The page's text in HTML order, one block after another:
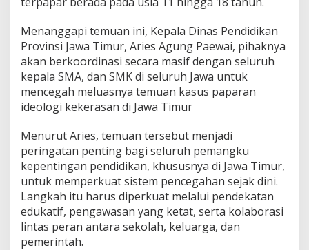
i
a
i
m
,
K
a
i
n
d
i
k
S
i
a
p
Menanggapi temuan ini, Kepala Dinas Pendidikan
Provinsi Jawa Timur, Aries Agung Paewai, pihaknya
akan berkoordinasi secara masif dengan seluruh
kepala SMA, dan SMK di seluruh Jawa untuk
mencegah meluasnya temuan kasus paparan
ideologi kekerasan di Jawa Timur
Menurut Aries, temuan tersebut menjadi
peringatan penting bagi seluruh pemangku
kepentingan pendidikan, khususnya di Jawa Timur,
untuk memperkuat sistem pencegahan sejak dini.
Langkah itu harus diperkuat melalui pendekatan
edukatif, pengawasan yang ketat, serta kolaborasi
lintas peran antara sekolah, keluarga, dan
pemerintah.